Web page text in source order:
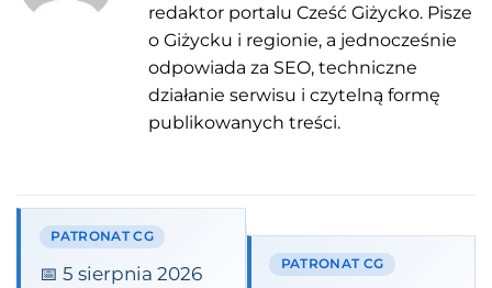
redaktor portalu Cześć Giżycko. Pisze
o Giżycku i regionie, a jednocześnie
odpowiada za SEO, techniczne
działanie serwisu i czytelną formę
publikowanych treści.
PATRONAT CG
📅 5 sierpnia 2026
PATRONAT CG